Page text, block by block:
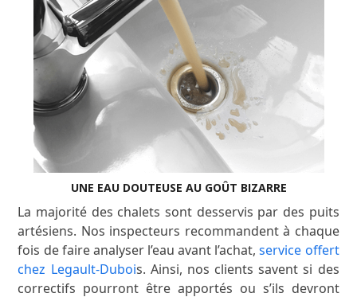
UNE EAU DOUTEUSE AU GOÛT BIZARRE
La majorité des chalets sont desservis par des puits
artésiens. Nos inspecteurs recommandent à chaque
fois de faire analyser l’eau avant l’achat,service offert
chez Legault-Dubois. Ainsi, nos clients savent si des
correctifs pourront être apportés ou s’ils devront